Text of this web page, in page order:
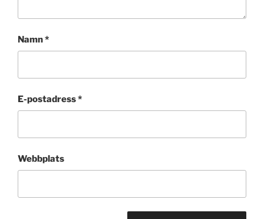
Namn*
E-postadress*
Webbplats